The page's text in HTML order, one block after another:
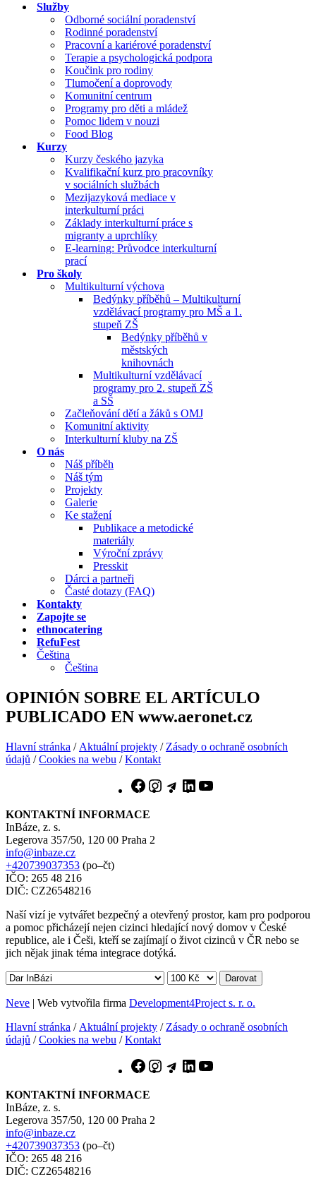
Služby
Odborné sociální poradenství
Rodinné poradenství
Pracovní a kariérové poradenství
Terapie a psychologická podpora
Koučink pro rodiny
Tlumočení a doprovody
Komunitní centrum
Programy pro děti a mládež
Pomoc lidem v nouzi
Food Blog
Kurzy
Kurzy českého jazyka
Kvalifikační kurz pro pracovníky
v sociálních službách
Mezijazyková mediace v
interkulturní práci
Základy interkulturní práce s
migranty a uprchlíky
E-learning: Průvodce interkulturní
prací
Pro školy
Multikulturní výchova
Bedýnky příběhů – Multikulturní
vzdělávací programy pro MŠ a 1.
stupeň ZŠ
Bedýnky příběhů v
městských
knihovnách
Multikulturní vzdělávací
programy pro 2. stupeň ZŠ
a SŠ
Začleňování dětí a žáků s OMJ
Komunitní aktivity
Interkulturní kluby na ZŠ
O nás
Náš příběh
Náš tým
Projekty
Galerie
Ke stažení
Publikace a metodické
materiály
Výroční zprávy
Presskit
Dárci a partneři
Časté dotazy (FAQ)
Kontakty
Zapojte se
ethnocatering
RefuFest
Čeština
Čeština
OPINIÓN SOBRE EL ARTÍCULO
PUBLICADO EN www.aeronet.cz
Hlavní stránka / Aktuální projekty / Zásady o ochraně osobních
údajů /Cookies na webu /Kontakt
Facebook
Instagram
TelegramLinkedIn
KONTAKTNÍ INFORMACE
InBáze, z. s.
Legerova 357/50, 120 00 Praha 2
info@inbaze.cz
+420739037353 (po–čt)
IČO: 265 48 216
DIČ: CZ26548216
Naší vizí je vytvářet bezpečný a otevřený prostor, kam pro podporou
a pomoc přicházejí nejen cizinci hledající nový domov v České
republice, ale i Češi, kteří se zajímají o život cizinců v ČR nebo se
jich nějak jinak téma integrace dotýká.
Darovat
Neve | Web vytvořila firma Development4Project s. r. o.
Hlavní stránka / Aktuální projekty / Zásady o ochraně osobních
údajů /Cookies na webu /Kontakt
Facebook
Instagram
TelegramLinkedIn
KONTAKTNÍ INFORMACE
InBáze, z. s.
Legerova 357/50, 120 00 Praha 2
info@inbaze.cz
+420739037353 (po–čt)
IČO: 265 48 216
DIČ: CZ26548216